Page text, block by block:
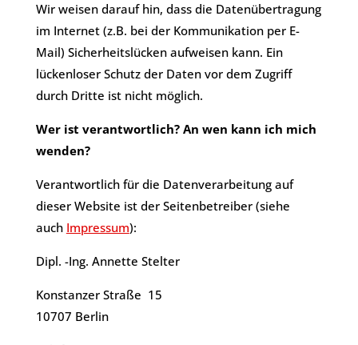
​Wir weisen darauf hin, dass die Datenübertragung
im Internet (z.B. bei der Kommunikation per E-
Mail) Sicherheitslücken aufweisen kann. Ein
lückenloser Schutz der Daten vor dem Zugriff
durch Dritte ist nicht möglich.
Wer ist verantwortlich? An wen kann ich mich
wenden?
​Verantwortlich für die Datenverarbeitung auf
dieser Website ist der Seitenbetreiber (siehe
auch Impressum):
Dipl. -Ing. Annette Stelter
Konstanzer Straße 15
10707 Berlin